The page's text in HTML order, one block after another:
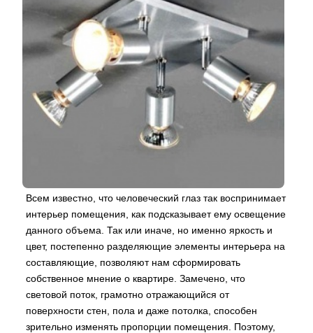
Всем известно, что человеческий глаз так воспринимает
интерьер помещения, как подсказывает ему освещение
данного объема. Так или иначе, но именно яркость и
цвет, постепенно разделяющие элементы интерьера на
составляющие, позволяют нам сформировать
собственное мнение о квартире. Замечено, что
световой поток, грамотно отражающийся от
поверхности стен, пола и даже потолка, способен
зрительно изменять пропорции помещения. Поэтому,